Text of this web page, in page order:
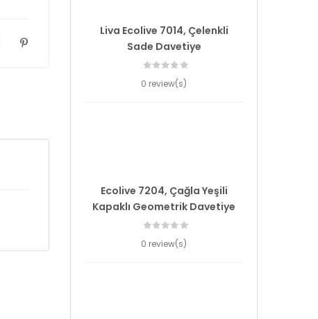
Liva Ecolive 7014, Çelenkli
Sade Davetiye
0 review(s)
Ecolive 7204, Çağla Yeşili
Kapaklı Geometrik Davetiye
0 review(s)